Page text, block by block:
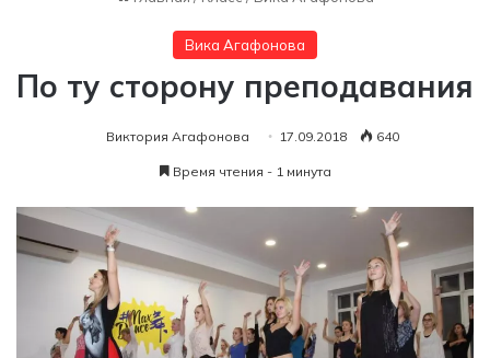
Вика Агафонова
По ту сторону преподавания
Виктория Агафонова 17.09.2018 640
Время чтения - 1 минута